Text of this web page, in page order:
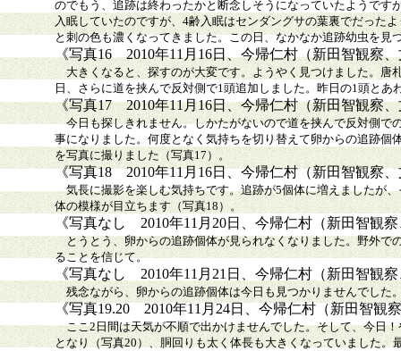
のでもう、追跡は終わったかと断念しそうになっていたようで
入眠していたのですが、4齢入眠はセンダングサの葉裏でだった
と刺の色も濃くなってきました。この日、なかなか追跡幼虫を
《写真16 2010年11月16日、今帰仁村（新田智観察
大きくなると、探すのが大変です。ようやく見つけました。唐
日、さらに道を挟んで反対側で1頭追加しました。昨日の1頭と
《写真17 2010年11月16日、今帰仁村（新田智観察
今日も探しきれません。しかたがないので道を挟んで反対側で
事になりました。何度となく気持ちを切り替えて卵からの追跡
を写真に撮りました（写真17）。
《写真18 2010年11月16日、今帰仁村（新田智観察
気長に撮影を楽しむ気持ちです。追跡が5個体に増えましたが
体の模様が目立ちます（写真18）。
《写真なし 2010年11月20日、今帰仁村（新田智観
とうとう、卵からの追跡個体が見られなくなりました。野外で
ることを信じて。
《写真なし 2010年11月21日、今帰仁村（新田智観
残念ながら、卵からの追跡個体は今日も見つかりませんでした
《写真19.20 2010年11月24日、今帰仁村（新田智観
ここ2日間は天気が不順で出かけませんでした。そして、今日
となり（写真20）、胴回りも太く体長も大きくなっていました